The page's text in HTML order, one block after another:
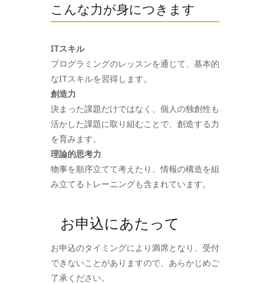
こんな力が身につきます
ITスキル
プログラミングのレッスンを通じて、基本的
なITスキルを習得します。
創造力
決まった課題だけではなく、個人の独創性も
活かした課題に取り組むことで、創造する力
を育みます。
理論的思考力
物事を順序立てて考えたり、情報の構造を組
み立てるトレーニングも含まれています。
お申込にあたって
お申込のタイミングにより満席となり、受付
できないことがありますので、あらかじめご
了承ください。